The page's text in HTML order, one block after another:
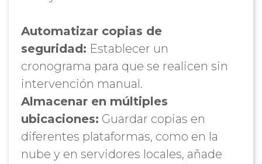
Automatizar copias de
seguridad: Establecer un
cronograma para que se realicen sin
intervención manual.
Almacenar en múltiples
ubicaciones: Guardar copias en
diferentes plataformas, como en la
nube y en servidores locales, añade